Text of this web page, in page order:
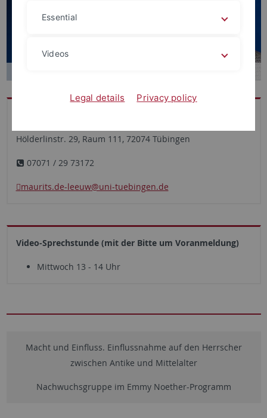
Hölderlinstr. 29, Raum 111, 72074 Tübingen
07071 / 29 73172
maurits.de-leeuw@uni-tuebingen.de
Video-Sprechstunde (mit der Bitte um Voranmeldung)
Mittwoch 13 - 14 Uhr
Macht und Einfluss. Einflussnahme auf den Herrscher
zwischen Antike und Mittelalter
Nachwuchsgruppe im Emmy Noether-Programm
Essential
Videos
Legal details Privacy policy